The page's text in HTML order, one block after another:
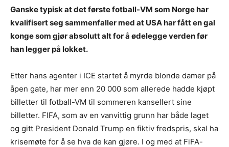
Ganske typisk at det første fotball-VM som Norge har
kvalifisert seg sammenfaller med at USA har fått en gal
konge som gjør absolutt alt for å ødelegge verden før
han legger på lokket.
Etter hans agenter i ICE startet å myrde blonde damer på
åpen gate, har mer enn 20 000 som allerede hadde kjøpt
billetter til fotball-VM til sommeren kansellert sine
billetter. FIFA, som av en vanvittig grunn har både laget
og gitt President Donald Trump en fiktiv fredspris, skal ha
krisemøte for å se hva de kan gjøre. I og med at FiFA-